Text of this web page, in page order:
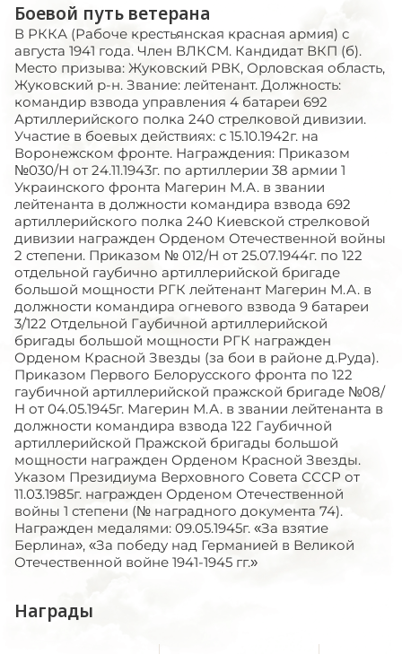
Боевой путь ветерана
В РККА (Рабоче крестьянская красная армия) с
августа 1941 года. Член ВЛКСМ. Кандидат ВКП (б).
Место призыва: Жуковский РВК, Орловская область,
Жуковский р-н. Звание: лейтенант. Должность:
командир взвода управления 4 батареи 692
Артиллерийского полка 240 стрелковой дивизии.
Участие в боевых действиях: с 15.10.1942г. на
Воронежском фронте. Награждения: Приказом
№030/Н от 24.11.1943г. по артиллерии 38 армии 1
Украинского фронта Магерин М.А. в звании
лейтенанта в должности командира взвода 692
артиллерийского полка 240 Киевской стрелковой
дивизии награжден Орденом Отечественной войны
2 степени. Приказом № 012/Н от 25.07.1944г. по 122
отдельной гаубично артиллерийской бригаде
большой мощности РГК лейтенант Магерин М.А. в
должности командира огневого взвода 9 батареи
3/122 Отдельной Гаубичной артиллерийской
бригады большой мощности РГК награжден
Орденом Красной Звезды (за бои в районе д.Руда).
Приказом Первого Белорусского фронта по 122
гаубичной артиллерийской пражской бригаде №08/
Н от 04.05.1945г. Магерин М.А. в звании лейтенанта в
должности командира взвода 122 Гаубичной
артиллерийской Пражской бригады большой
мощности награжден Орденом Красной Звезды.
Указом Президиума Верховного Совета СССР от
11.03.1985г. награжден Орденом Отечественной
войны 1 степени (№ наградного документа 74).
Награжден медалями: 09.05.1945г. «За взятие
Берлина», «За победу над Германией в Великой
Отечественной войне 1941-1945 гг.»
Награды